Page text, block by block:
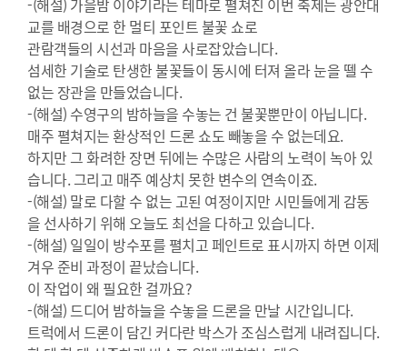
-(해설) 가을밤 이야기라는 테마로 펼쳐진 이번 축제는 광안대
교를 배경으로 한 멀티 포인트 불꽃 쇼로
관람객들의 시선과 마음을 사로잡았습니다.
섬세한 기술로 탄생한 불꽃들이 동시에 터져 올라 눈을 뗄 수
없는 장관을 만들었습니다.
-(해설) 수영구의 밤하늘을 수놓는 건 불꽃뿐만이 아닙니다.
매주 펼쳐지는 환상적인 드론 쇼도 빼놓을 수 없는데요.
하지만 그 화려한 장면 뒤에는 수많은 사람의 노력이 녹아 있
습니다. 그리고 매주 예상치 못한 변수의 연속이죠.
-(해설) 말로 다할 수 없는 고된 여정이지만 시민들에게 감동
을 선사하기 위해 오늘도 최선을 다하고 있습니다.
-(해설) 일일이 방수포를 펼치고 페인트로 표시까지 하면 이제
겨우 준비 과정이 끝났습니다.
이 작업이 왜 필요한 걸까요?
-(해설) 드디어 밤하늘을 수놓을 드론을 만날 시간입니다.
트럭에서 드론이 담긴 커다란 박스가 조심스럽게 내려집니다.